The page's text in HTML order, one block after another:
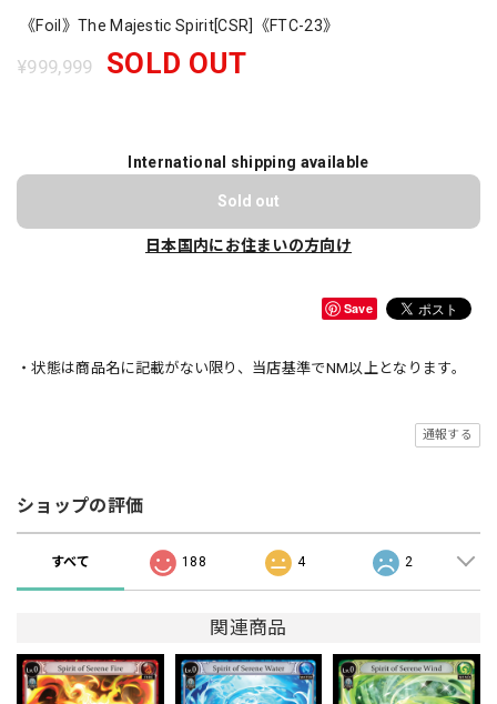
《Foil》The Majestic Spirit[CSR]《FTC-23》
¥999,999 SOLD OUT
International shipping available
Sold out
日本国内にお住まいの方向け
Save
・状態は商品名に記載がない限り、当店基準でNM以上となります。
通報する
ショップの評価
すべて 188 4 2
関連商品